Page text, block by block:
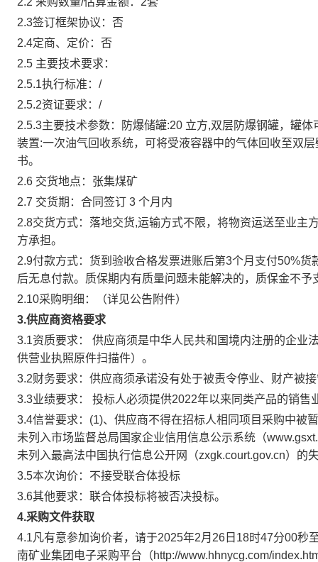
2.3签订框架协议： 否
2.4定商、定价： 否
2.5 主要技术要求：
2.5.1执行标准： /
2.5.2资证要求： /
2.5.3主要技术参数：
防爆储罐:20 立方,双层防爆钢罐，罐
装置:一次油气回收系统，可将受液容器中的气体回收至双
书。
2.6 交货地点： 张集煤矿
2.7 交货期： 合同签订 3 个月内
2.8交货方式： 落地交货,运输方式不限，将物资运送至业主
方承担。
2.9付款方式： 货到验收合格发票进账后第3个月支付50%
后无息付款。质保期内有质量问题未能解决的，质保金不予
2.10采购明细：（详见公告附件）
3.供应商资格要求
3.1资质要求： 供应商须是中华人民共和国境内注册的企业
供营业执照原件扫描件）。
3.2财务要求： 供应商须承诺没有处于被责令停业、财产被
3.3业绩要求： 投标人必须提供2022年以来同类产品的销售
3.4信誉要求： (1)、供应商不得在招标人相同项目采购中被
未列入市场监督总局国家企业信用信息公示系统（
未列入最高法中国执行信息公开网（zxgk.court.gov.cn）的
3.5本次询价： 不接受联合体投标
3.6其他要求： 联合体投标将被否决投标。
4.采购文件获取
4.1凡有意参加询价者，请于2025年2月26日18时47分00秒
南矿业集团电子采购平台（http://www.hhnycg.com/